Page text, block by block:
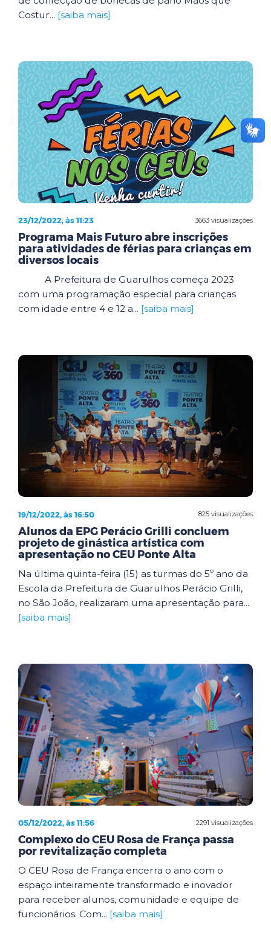
Costur... [saiba mais]
3663 visualizações
23/12/2022, às 11:23
Programa Mais Futuro abre inscrições
para atividades de férias para crianças em
diversos locais
A Prefeitura de Guarulhos começa 2023
com uma programação especial para crianças
com idade entre 4 e 12 a... [saiba mais]
825 visualizações
19/12/2022, às 16:50
Alunos da EPG Perácio Grilli concluem
projeto de ginástica artística com
apresentação no CEU Ponte Alta
Na última quinta-feira (15) as turmas do 5º ano da
Escola da Prefeitura de Guarulhos Perácio Grilli,
no São João, realizaram uma apresentação para...
[saiba mais]
2291 visualizações
05/12/2022, às 11:56
Complexo do CEU Rosa de França passa
por revitalização completa
O CEU Rosa de França encerra o ano com o
espaço inteiramente transformado e inovador
para receber alunos, comunidade e equipe de
funcionários. Com... [saiba mais]